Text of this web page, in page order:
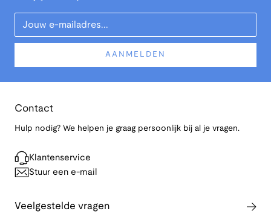
Your Email
AANMELDEN
Contact
Hulp nodig? We helpen je graag persoonlijk bij al je vragen.
Klantenservice
Stuur een e-mail
Veelgestelde vragen